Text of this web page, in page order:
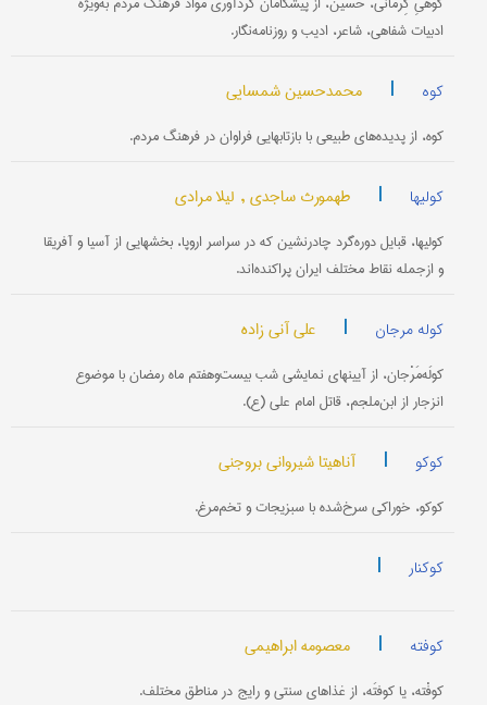
ادبیات شفاهی، شاعر، ادیب و روزنامه‌نگار.
کوه | محمدحسین شمسایی
کوه، از پدیده‌های طبیعی با بازتابهایی فراوان در فرهنگ مردم.
کولیها | طهمورث ساجدی , لیلا مرادی
کولیها، قبایل دوره‌گرد چادرنشین که در سراسر اروپا، بخشهایی از آسیا و آفریقا
و ازجمله نقاط مختلف ایران پراکنده‌اند.
کوله مرجان | علی آنی زاده
کولَه‌مَرْجان، از آیینهای نمایشی شب بیست‌وهفتم ماه رمضان با موضوع
انزجار از ابن‌ملجم، قاتل امام علی (ع).
کوکو | آناهیتا شیروانی بروجنی
کوکو، خوراکی سرخ‌شده با سبزیجات و تخم‌مرغ.
کوکنار |
کوفته | معصومه ابراهیمی
کوفْته، یا کوفتَه، از غذاهای سنتی و رایج در مناطق مختلف.